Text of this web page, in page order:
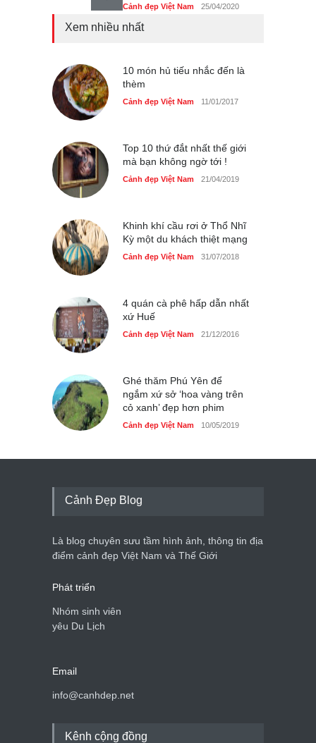
Cảnh đẹp Việt Nam 25/04/2020
Cảnh đẹp Việt Nam 25/04/2020
Bán đảo Sơn Trà sẽ là khu
Xem nhiều nhất
10 món hủ tiếu nhắc đến là
thèm
Cảnh đẹp Việt Nam 11/01/2017
Top 10 thứ đắt nhất thế giới
mà bạn không ngờ tới !
Cảnh đẹp Việt Nam 21/04/2019
Khinh khí cầu rơi ở Thổ Nhĩ
Kỳ một du khách thiệt mạng
Cảnh đẹp Việt Nam 31/07/2018
4 quán cà phê hấp dẫn nhất
xứ Huế
Cảnh đẹp Việt Nam 21/12/2016
Ghé thăm Phú Yên để
ngắm xứ sở ‘hoa vàng trên
cỏ xanh’ đẹp hơn phim
Cảnh đẹp Việt Nam 10/05/2019
Cảnh Đẹp Blog
Là blog chuyên sưu tầm hình ảnh, thông tin địa
điểm cảnh đẹp Việt Nam và Thế Giới
Phát triển
Nhóm sinh viên
yêu Du Lịch
Email
info@canhdep.net
Kênh cộng đồng